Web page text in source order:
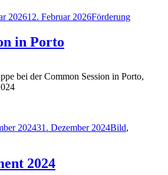
202612. Februar 2026Förderung
in Porto
bei der Common Session in Porto,
202431. Dezember 2024Bild,
Session 2024